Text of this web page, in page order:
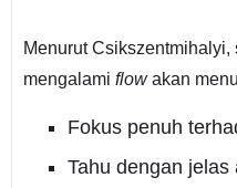
Menurut Csikszentmihalyi,
mengalami flowakan
Fokus penuh
Tahu dengan